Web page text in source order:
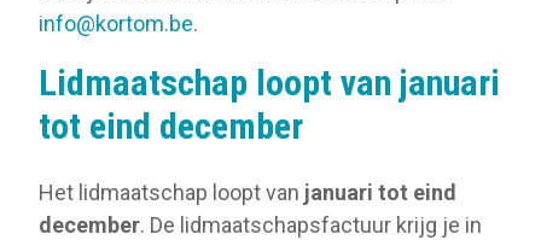
info@kortom.be.
Lidmaatschap loopt van januari
tot eind december
Het lidmaatschap loopt van januari tot eind
december. De lidmaatschapsfactuur krijg je in